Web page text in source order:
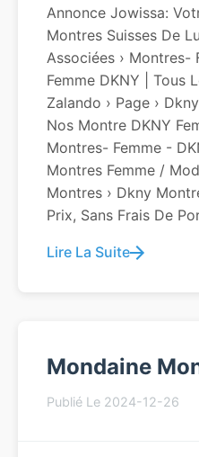
Annonce Jowissa:
Montres Suisses De
Associées › Montres-
Femme DKNY | Tous
Zalando › Page ›
Nos Montre DKNY
Montres- Femme -
Montres Femme /
Montres › Dkny
Prix, Sans Frais De
Lire La Suite
Mondaine
Publié Le 2024-12-26